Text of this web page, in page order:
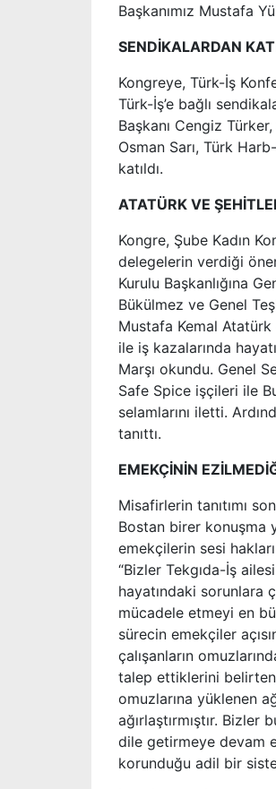
Başkanımız Mustafa
SENDİKALARDAN
Kongreye, Türk-İş
Türk-İş’e bağlı
Başkanı Cengiz
Osman Sarı, Türk
katıldı.
ATATÜRK VE
Kongre, Şube Kadın
delegelerin verdiği
Kurulu Başkanlığına
Bükülmez ve Genel
Mustafa Kemal
ile iş kazalarında
Marşı okundu. Genel
Safe Spice işçileri ile
selamlarını iletti.
tanıttı.
EMEKÇİNİN
Misafirlerin tanıtımı
Bostan birer konuşma
emekçilerin sesi
“Bizler Tekgıda-İş
hayatındaki sorunlara
mücadele etmeyi en
sürecin emekçiler
çalışanların
talep ettiklerini belirten
omuzlarına yüklenen
ağırlaştırmıştır.
dile getirmeye devam
korunduğu adil bir